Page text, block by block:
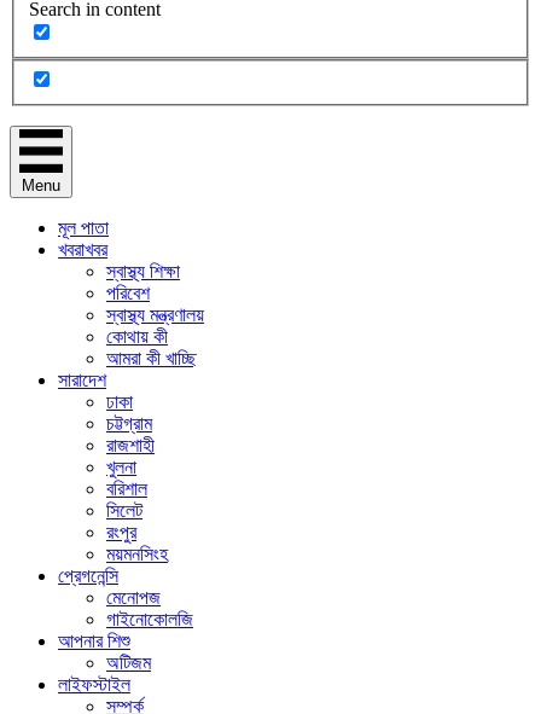
Search in content
Menu
মূল পাতা
খবরাখবর
স্বাস্থ্য শিক্ষা
পরিবেশ
স্বাস্থ্য মন্ত্রণালয়
কোথায় কী
আমরা কী খাচ্ছি
সারাদেশ
ঢাকা
চট্টগ্রাম
রাজশাহী
খুলনা
বরিশাল
সিলেট
রংপুর
ময়মনসিংহ
প্রেগনেন্সি
মেনোপজ
গাইনোকোলজি
আপনার শিশু
অটিজম
লাইফস্টাইল
সম্পর্ক